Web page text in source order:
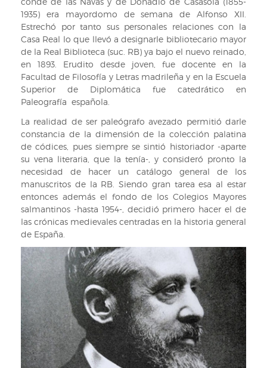
1935) era mayordomo de semana de Alfonso XII.
Estrechó por tanto sus personales relaciones con la
Casa Real lo que llevó a designarle bibliotecario mayor
de la Real Biblioteca (suc. RB) ya bajo el nuevo reinado,
en 1893. Erudito desde joven, fue docente en la
Facultad de Filosofía y Letras madrileña y en la Escuela
Superior de Diplomática fue catedrático en
Paleografía española.
La realidad de ser paleógrafo avezado permitió darle
constancia de la dimensión de la colección palatina
de códices, pues siempre se sintió historiador -aparte
su vena literaria, que la tenía-, y consideró pronto la
necesidad de hacer un catálogo general de los
manuscritos de la RB. Siendo gran tarea esa al estar
entonces además el fondo de los Colegios Mayores
salmantinos -hasta 1954-, decidió primero hacer el de
las crónicas medievales centradas en la historia general
de España.